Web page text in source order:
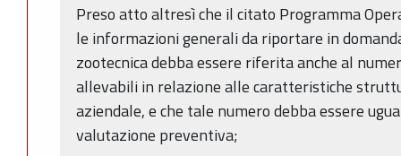
Preso atto altresì che il citato Programma
le informazioni generali da riportare in
zootecnica debba essere riferita anche al
allevabili in relazione alle caratteristiche
aziendale, e che tale numero debba essere
valutazione preventiva;